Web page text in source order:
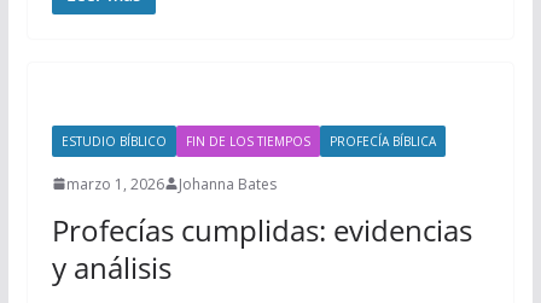
ESTUDIO BÍBLICO FIN DE LOS TIEMPOS PROFECÍA BÍBLICA
marzo 1, 2026 Johanna Bates
Profecías cumplidas: evidencias
y análisis